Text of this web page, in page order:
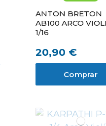
ANTON BRETON
AB100 ARCO
1/16
20,90 €
Comprar